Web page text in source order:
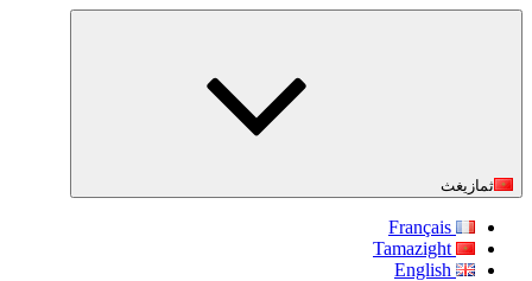
التجاوز
ثمازيغث
Français
Tamazight
English